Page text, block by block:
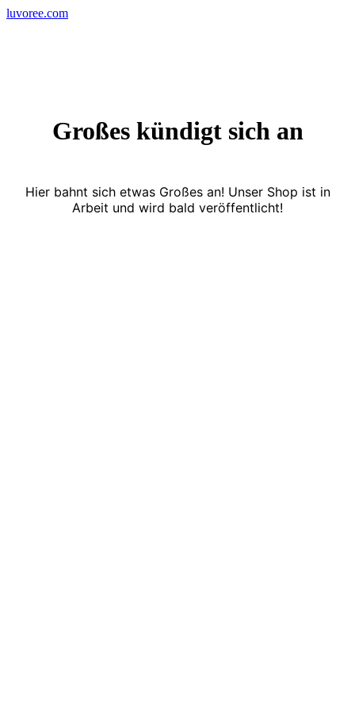
Skip
luvoree.com
Großes kündigt sich an
Hier bahnt sich etwas Großes an! Unser Shop ist in
Arbeit und wird bald veröffentlicht!